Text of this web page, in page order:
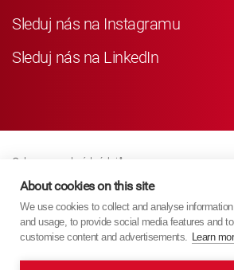
Sleduj nás na Instagramu
Sleduj nás na LinkedIn
Ochrana osobních údajů
Business Partner Privacy
Zásady Souborů Cookies
Modern Slavery Act Policy
About cookies on this site
We use cookies to collect and analyse
and usage, to provide social media features and
customise content and advertisements. Learn